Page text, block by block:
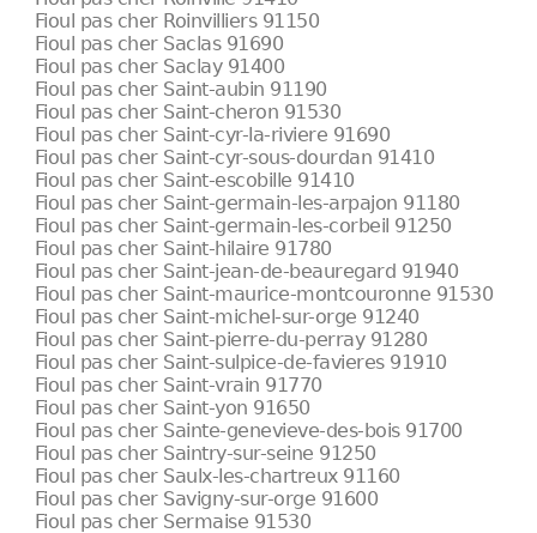
Fioul pas cher Roinvilliers 91150
Fioul pas cher Saclas 91690
Fioul pas cher Saclay 91400
Fioul pas cher Saint-aubin 91190
Fioul pas cher Saint-cheron 91530
Fioul pas cher Saint-cyr-la-riviere 91690
Fioul pas cher Saint-cyr-sous-dourdan 91410
Fioul pas cher Saint-escobille 91410
Fioul pas cher Saint-germain-les-arpajon 91180
Fioul pas cher Saint-germain-les-corbeil 91250
Fioul pas cher Saint-hilaire 91780
Fioul pas cher Saint-jean-de-beauregard 91940
Fioul pas cher Saint-maurice-montcouronne 91530
Fioul pas cher Saint-michel-sur-orge 91240
Fioul pas cher Saint-pierre-du-perray 91280
Fioul pas cher Saint-sulpice-de-favieres 91910
Fioul pas cher Saint-vrain 91770
Fioul pas cher Saint-yon 91650
Fioul pas cher Sainte-genevieve-des-bois 91700
Fioul pas cher Saintry-sur-seine 91250
Fioul pas cher Saulx-les-chartreux 91160
Fioul pas cher Savigny-sur-orge 91600
Fioul pas cher Sermaise 91530